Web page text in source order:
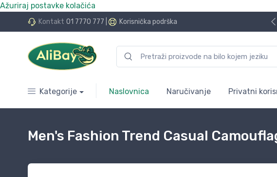
Ažuriraj postavke kolačića
Kontakt 01 7770 777 Korisnička podrška
24 rate bez kamata
Kategorije Naslovnica Naručivanje Privatni
Men's Fashion Trend Casual